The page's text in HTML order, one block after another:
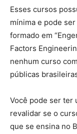
Esses cursos
mínima e pode
formado em
Factors
nenhum curso
públicas
Você pode ser ter
revalidar se o
que se ensina no